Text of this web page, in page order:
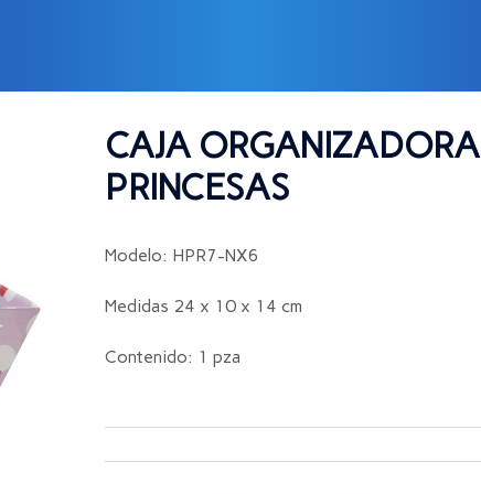
CAJA ORGANIZADORA
PRINCESAS
Modelo: HPR7-NX6
Medidas 24 x 10 x 14 cm
Contenido: 1 pza